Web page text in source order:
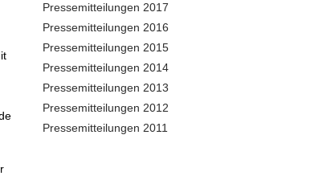
Pressemitteilungen 2017
Pressemitteilungen 2016
Pressemitteilungen 2015
Pressemitteilungen 2014
Pressemitteilungen 2013
Pressemitteilungen 2012
Pressemitteilungen 2011